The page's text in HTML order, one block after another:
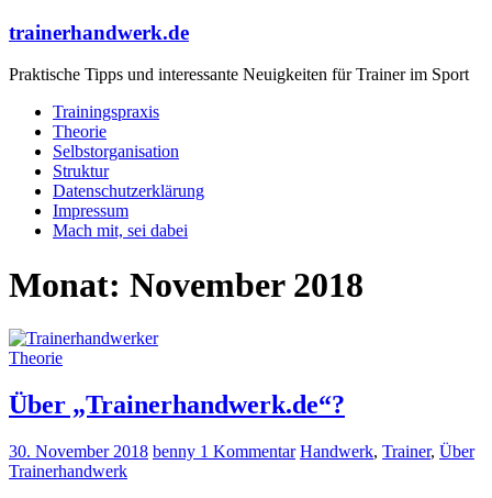
trainerhandwerk.de
Praktische Tipps und interessante Neuigkeiten für Trainer im Sport
Trainingspraxis
Theorie
Selbstorganisation
Struktur
Datenschutzerklärung
Impressum
Mach mit, sei dabei
Monat: November 2018
Theorie
Über „Trainerhandwerk.de“?
30. November 2018 benny 1 Kommentar Handwerk, Trainer, Über
Trainerhandwerk